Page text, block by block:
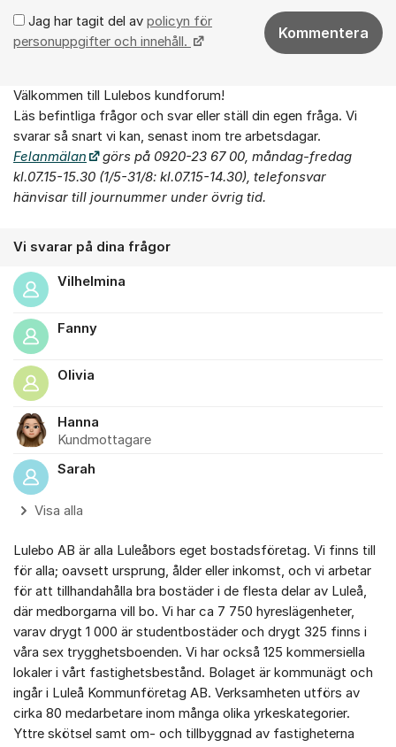
Jag har tagit del av policyn för
personuppgifter och innehåll.
Kommentera
Om forumet
Välkommen till Lulebos kundforum!
Läs befintliga frågor och svar eller ställ din egen fråga. Vi
svarar så snart vi kan, senast inom tre arbetsdagar.
Felanmälan
görs på 0920-23 67 00, måndag-fredag
kl.07.15-15.30 (1/5-31/8: kl.07.15-14.30), telefonsvar
hänvisar till journummer under övrig tid.
Vi svarar på dina frågor
Vilhelmina
Fanny
Olivia
Hanna
Kundmottagare
Sarah
Visa alla
Lulebo AB är alla Luleåbors eget bostadsföretag. Vi finns till
för alla; oavsett ursprung, ålder eller inkomst, och vi arbetar
för att tillhandahålla bra bostäder i de flesta delar av Luleå,
där medborgarna vill bo. Vi har ca 7 750 hyreslägenheter,
varav drygt 1 000 är studentbostäder och drygt 325 finns i
våra sex trygghetsboenden. Vi har också 125 kommersiella
lokaler i vårt fastighetsbestånd. Bolaget är kommunägt och
ingår i Luleå Kommunföretag AB. Verksamheten utförs av
cirka 80 medarbetare inom många olika yrkeskategorier.
Yttre skötsel samt om- och tillbyggnad av fastigheterna